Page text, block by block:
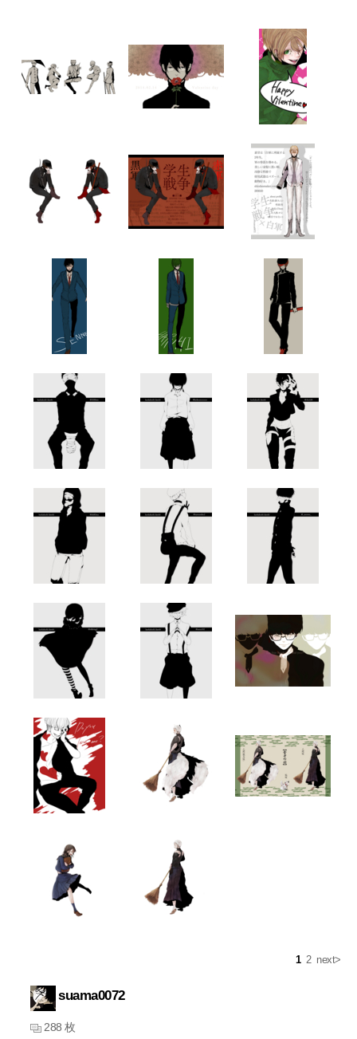
1 2 next>
suama0072
288 枚